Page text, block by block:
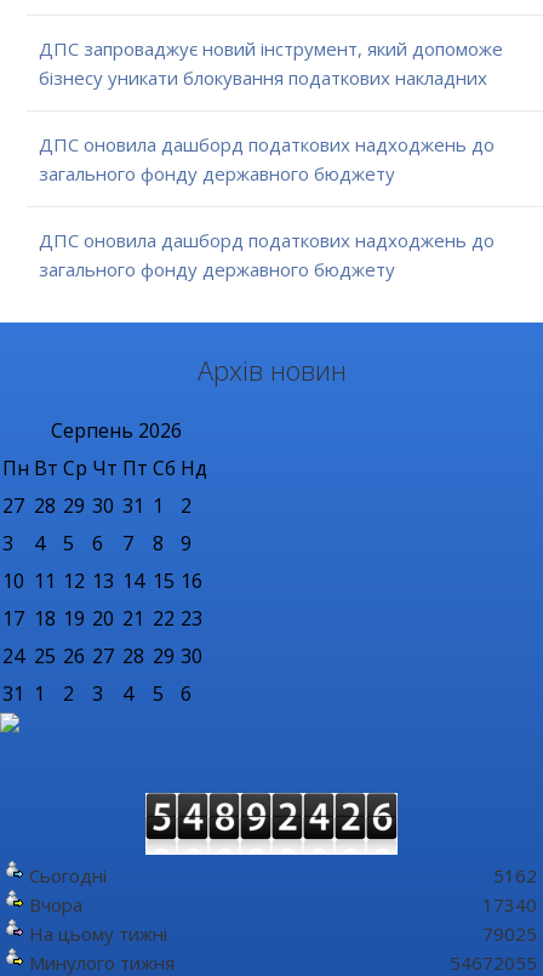
ДПС запроваджує новий інструмент, який допоможе
бізнесу уникати блокування податкових накладних
ДПС оновила дашборд податкових надходжень до
загального фонду державного бюджету
ДПС оновила дашборд податкових надходжень до
загального фонду державного бюджету
Архів новин
Серпень 2026
Пн Вт Ср Чт Пт Сб Нд
27 28 29 30 31 1
2
3
4 5 6 7 8
9
10 11 12 13 14 15 16
17 18 19 20 21 22 23
24 25 26 27 28 29 30
31 1 2 3 4 5 6
Сьогодні
Вчора
На цьому тижні
Минулого тижня
5162
17340
79025
54672055